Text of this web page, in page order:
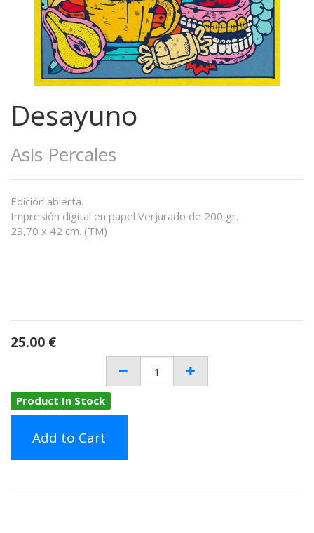
Desayuno
Asis Percales
Edición abierta.
Impresión digital en papel Verjurado de 200 gr.
29,70 x 42 cm. (TM)
25.00 €
Product In Stock
Add to Cart